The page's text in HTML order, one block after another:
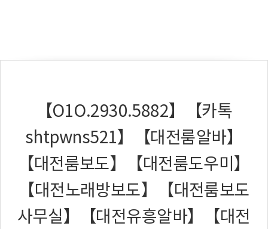
【O1O.2930.5882】【카톡
shtpwns521】【대전룸알바】
【대전룸보도】【대전룸도우미】
【대전노래방보도】【대전룸보도
사무실】【대전유흥알바】【대전